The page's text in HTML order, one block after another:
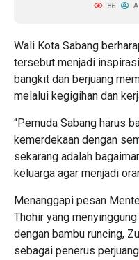
86
Wali Kota Sabang
tersebut menjadi
bangkit dan berjuang
melalui kegigihan dan
“Pemuda Sabang harus
kemerdekaan dengan
sekarang adalah
keluarga agar menjadi
Menanggapi pesan
Thohir yang
dengan bambu runcing,
sebagai penerus